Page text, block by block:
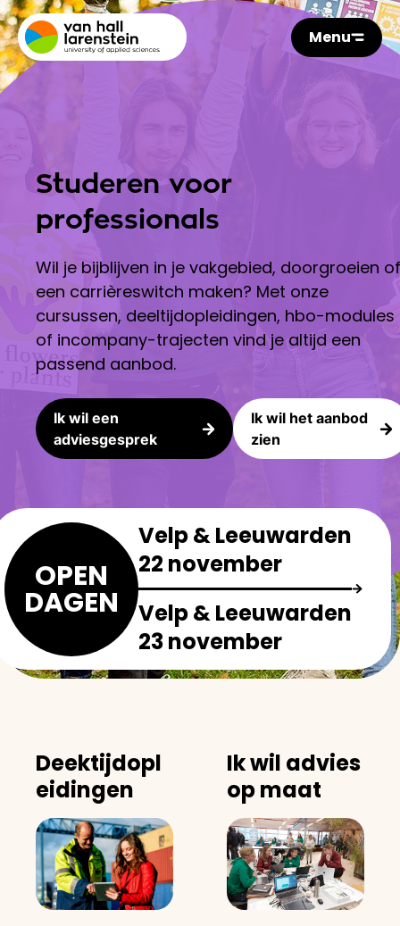
Menu
Studeren voor
professionals
Wil je bijblijven in je vakgebied, doorgroeien of
een carrièreswitch maken? Met onze
cursussen, deeltijdopleidingen, hbo-modules
of incompany-trajecten vind je altijd een
passend aanbod.
Ik wil een
adviesgesprek
Ik wil het aanbod
zien
OPEN
DAGEN
Velp & Leeuwarden
22 november
Velp & Leeuwarden
23 november
Deektijdopl
eidingen
Ik wil advies
op maat